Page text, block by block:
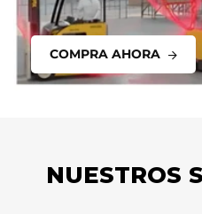
COMPRA AHORA
NUESTROS